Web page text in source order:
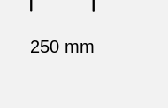
250 mm